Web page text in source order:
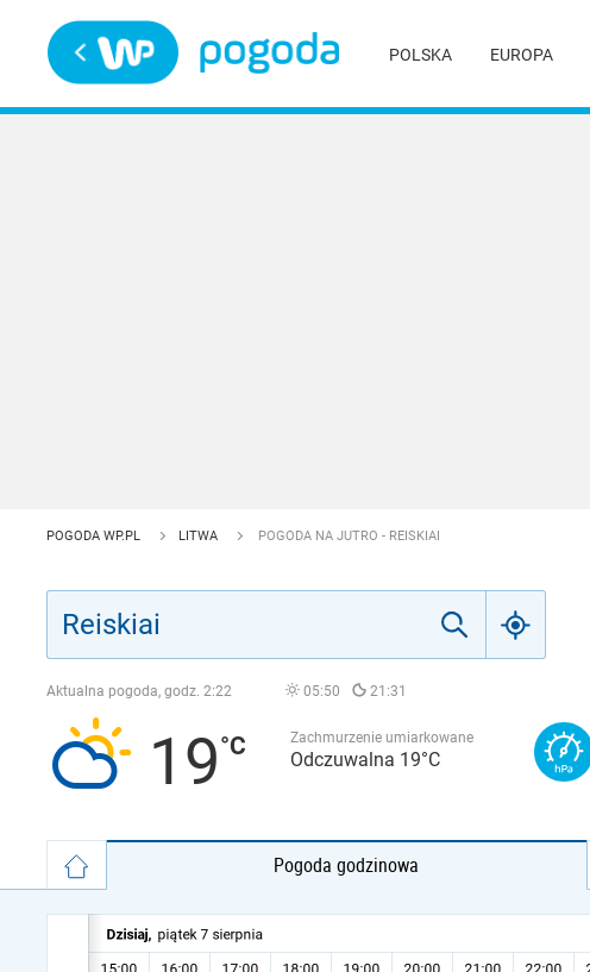
POLSKA EUROPA
POGODA WP.PL LITWA POGODA NA JUTRO - REISKIAI
Aktualna pogoda, godz. 2:22 05:50 21:31
19 Zachmurzenie umiarkowane
Odczuwalna 19°C
Pogoda godzinowa